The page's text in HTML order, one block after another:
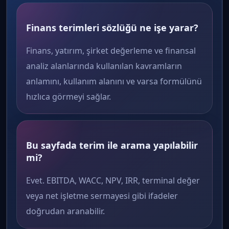
Finans terimleri sözlüğü ne işe yarar?
Finans, yatırım, şirket değerleme ve finansal
analiz alanlarında kullanılan kavramların
anlamını, kullanım alanını ve varsa formülünü
hızlıca görmeyi sağlar.
Bu sayfada terim ile arama yapılabilir
mi?
Evet. EBITDA, WACC, NPV, IRR, terminal değer
veya net işletme sermayesi gibi ifadeler
doğrudan aranabilir.